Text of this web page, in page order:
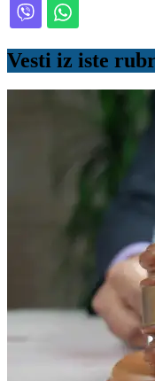
Vesti iz iste